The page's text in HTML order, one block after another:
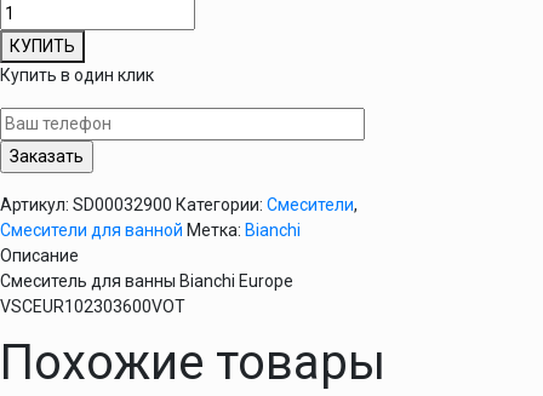
Количество
товара
Смеситель
для
ванны
Bianchi
Europe
КУПИТЬ
Купить в один клик
Артикул: SD00032900 Категории: Смесители,
Смесители для ванной Метка: Bianchi
Описание
Смеситель для ванны Bianchi Europe
VSCEUR102303600VOT
Похожие товары